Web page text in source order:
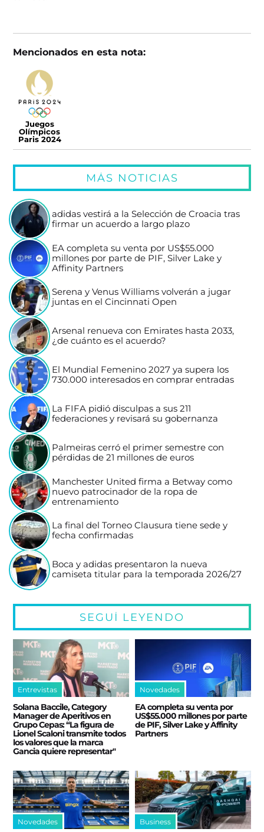
Mencionados en esta nota:
Juegos
Olímpicos
Paris 2024
MÁS NOTICIAS
adidas vestirá a la Selección de Croacia tras
firmar un acuerdo a largo plazo
EA completa su venta por US$55.000
millones por parte de PIF, Silver Lake y
Affinity Partners
Serena y Venus Williams volverán a jugar
juntas en el Cincinnati Open
Arsenal renueva con Emirates hasta 2033,
¿de cuánto es el acuerdo?
El Mundial Femenino 2027 ya supera los
730.000 interesados en comprar entradas
La FIFA pidió disculpas a sus 211
federaciones y revisará su gobernanza
Palmeiras cerró el primer semestre con
pérdidas de 21 millones de euros
Manchester United firma a Betway como
nuevo patrocinador de la ropa de
entrenamiento
La final del Torneo Clausura tiene sede y
fecha confirmadas
Boca y adidas presentaron la nueva
camiseta titular para la temporada 2026/27
SEGUÍ LEYENDO
Entrevistas
Solana Baccile, Category
Manager de Aperitivos en
Grupo Cepas: “La figura de
Lionel Scaloni transmite todos
los valores que la marca
Gancia quiere representar"
Novedades
EA completa su venta por
US$55.000 millones por parte
de PIF, Silver Lake y Affinity
Partners
Novedades Business